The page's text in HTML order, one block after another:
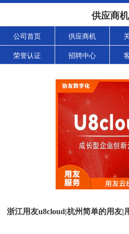
供应商机
公司首页 供应商机
荣誉认证 招聘中心
浙江用友u8cloud|杭州简单的用友|